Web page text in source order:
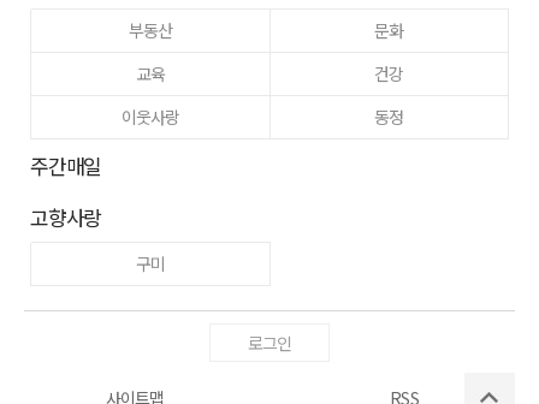
부동산
문화
교육
건강
이웃사랑
동정
주간매일
고향사랑
구미
로그인
사이트맵 RSS